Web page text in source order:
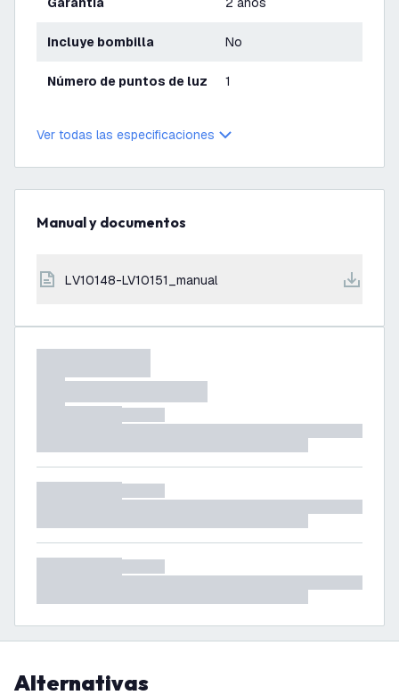
Incluye bombilla No
Número de puntos de luz 1
Ver todas las especificaciones
Manual y documentos
LV10148-LV10151_manual
Alternativas